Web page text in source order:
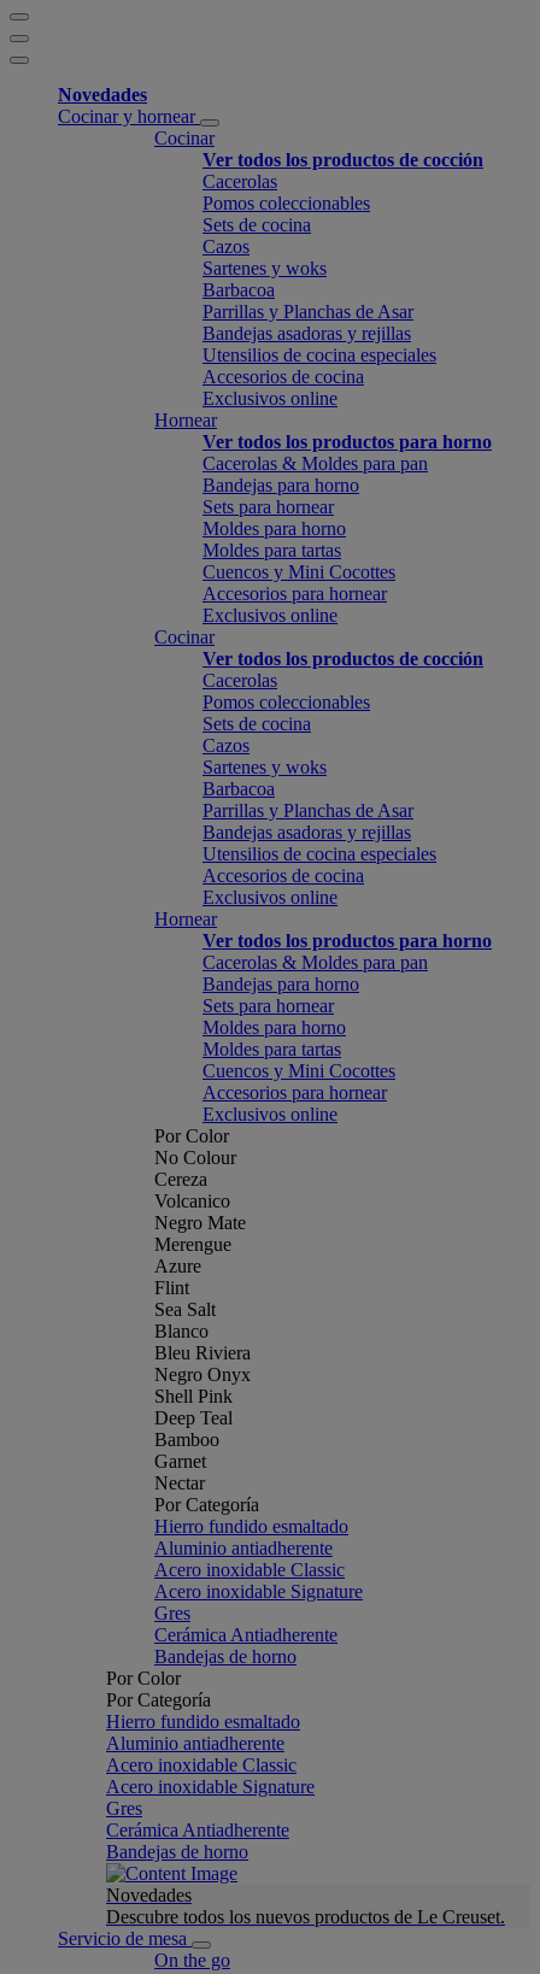
Novedades
Cocinar y hornear
Cocinar
Ver todos los productos de cocción
Cacerolas
Pomos coleccionables
Sets de cocina
Cazos
Sartenes y woks
Barbacoa
Parrillas y Planchas de Asar
Bandejas asadoras y rejillas
Utensilios de cocina especiales
Accesorios de cocina
Exclusivos online
Hornear
Ver todos los productos para horno
Cacerolas & Moldes para pan
Bandejas para horno
Sets para hornear
Moldes para horno
Moldes para tartas
Cuencos y Mini Cocottes
Accesorios para hornear
Exclusivos online
Cocinar
Ver todos los productos de cocción
Cacerolas
Pomos coleccionables
Sets de cocina
Cazos
Sartenes y woks
Barbacoa
Parrillas y Planchas de Asar
Bandejas asadoras y rejillas
Utensilios de cocina especiales
Accesorios de cocina
Exclusivos online
Hornear
Ver todos los productos para horno
Cacerolas & Moldes para pan
Bandejas para horno
Sets para hornear
Moldes para horno
Moldes para tartas
Cuencos y Mini Cocottes
Accesorios para hornear
Exclusivos online
Por Color
No Colour
Cereza
Volcanico
Negro Mate
Merengue
Azure
Flint
Sea Salt
Blanco
Bleu Riviera
Negro Onyx
Shell Pink
Deep Teal
Bamboo
Garnet
Nectar
Por Categoría
Hierro fundido esmaltado
Aluminio antiadherente
Acero inoxidable Classic
Acero inoxidable Signature
Gres
Cerámica Antiadherente
Bandejas de horno
Por Color
Por Categoría
Hierro fundido esmaltado
Aluminio antiadherente
Acero inoxidable Classic
Acero inoxidable Signature
Gres
Cerámica Antiadherente
Bandejas de horno
Novedades
Descubre todos los nuevos productos de Le Creuset.
Servicio de mesa
On the go